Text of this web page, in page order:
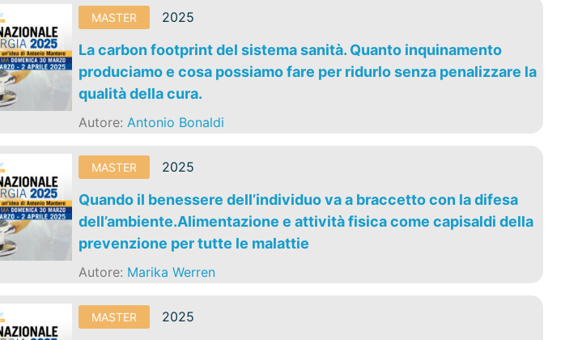
MASTER 2025
La carbon footprint del sistema sanità. Quanto inquinamento
produciamo e cosa possiamo fare per ridurlo senza penalizzare la
qualità della cura.
Autore: Antonio Bonaldi
MASTER 2025
Quando il benessere dell’individuo va a braccetto con la difesa
dell’ambiente.Alimentazione e attività fisica come capisaldi della
prevenzione per tutte le malattie
Autore: Marika Werren
MASTER 2025